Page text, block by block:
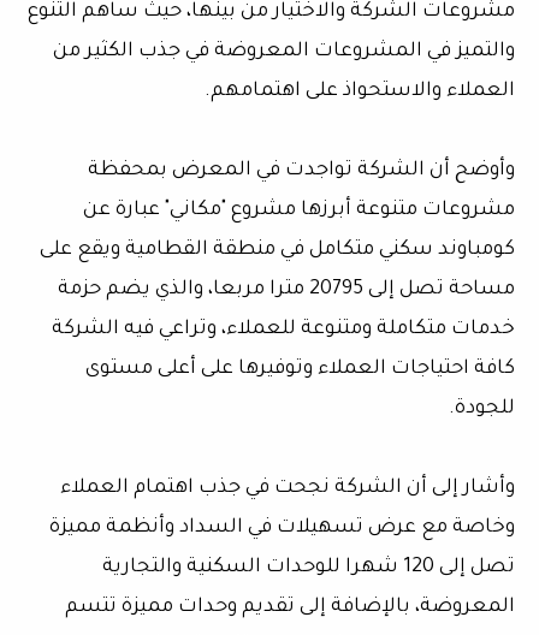
مشروعات الشركة والاختيار من بينها، حيث ساهم التنوع
والتميز في المشروعات المعروضة في جذب الكثير من
العملاء والاستحواذ على اهتمامهم.
وأوضح أن الشركة تواجدت في المعرض بمحفظة
مشروعات متنوعة أبرزها مشروع "مكاني" عبارة عن
كومباوند سكني متكامل في منطقة القطامية ويقع على
مساحة تصل إلى 20795 مترا مربعا، والذي يضم حزمة
خدمات متكاملة ومتنوعة للعملاء، وتراعي فيه الشركة
كافة احتياجات العملاء وتوفيرها على أعلى مستوى
للجودة.
وأشار إلى أن الشركة نجحت في جذب اهتمام العملاء
وخاصة مع عرض تسهيلات في السداد وأنظمة مميزة
تصل إلى 120 شهرا للوحدات السكنية والتجارية
المعروضة، بالإضافة إلى تقديم وحدات مميزة تتسم